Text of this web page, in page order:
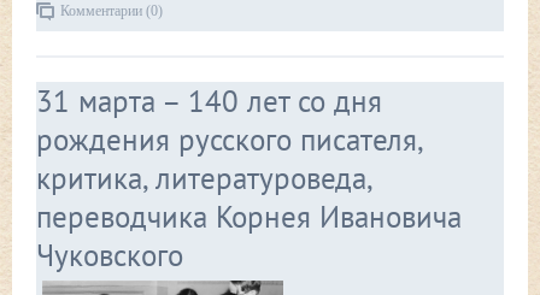
Комментарии (0)
31 марта – 140 лет со дня
рождения русского писателя,
критика, литературоведа,
переводчика Корнея Ивановича
Чуковского